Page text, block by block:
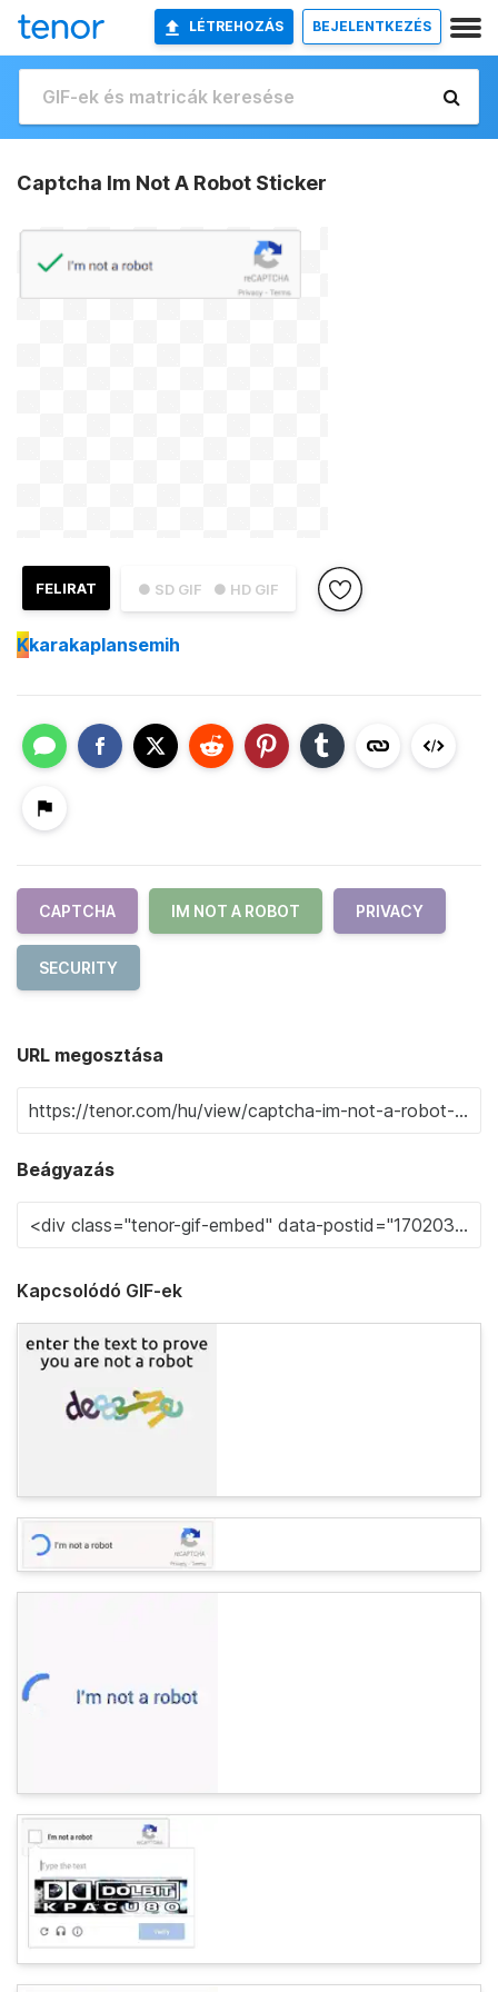
LÉTREHOZÁS BEJELENTKEZÉS
Captcha Im Not A Robot Sticker
● SD GIF ● HD GIF
FELIRAT
Kkarakaplansemih
CAPTCHA IM NOT A ROBOT PRIVACY
SECURITY
URL megosztása
Beágyazás
Kapcsolódó GIF-ek